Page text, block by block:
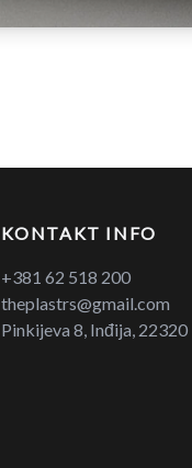
KONTAKT INFO
+381 62 518 200
theplastrs@gmail.com
Pinkijeva 8, Inđija, 22320